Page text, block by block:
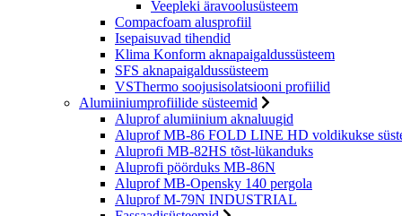
Veepleki äravoolusüsteem
Compacfoam alusprofiil
Isepaisuvad tihendid
Klima Konform aknapaigaldussüsteem
SFS aknapaigaldussüsteem
VSThermo soojusisolatsiooni profiilid
Alumiiniumprofiilide süsteemid
Aluprof alumiinium aknaluugid
Aluprof MB-86 FOLD LINE HD voldikukse
Aluprofi MB-82HS tõst-lükanduks
Aluprofi pöörduks MB-86N
Aluprof MB-Opensky 140 pergola
Aluprof M-79N INDUSTRIAL